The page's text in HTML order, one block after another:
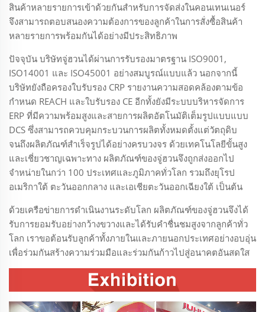
สินค้าหลายรายการเข้าด้วยกันสำหรับการจัดส่งในคอนเทนเนอร์
จึงสามารถตอบสนองความต้องการของลูกค้าในการสั่งซื้อสินค้า
หลายรายการพร้อมกันได้อย่างมีประสิทธิภาพ
ปัจจุบัน บริษัทจู่ฮวนได้ผ่านการรับรองมาตรฐาน ISO9001,
ISO14001 และ ISO45001 อย่างสมบูรณ์แบบแล้ว นอกจากนี้
บริษัทยังถือครองใบรับรอง CRP รายงานความสอดคล้องตามข้อ
กำหนด REACH และใบรับรอง CE อีกทั้งยังมีระบบบริหารจัดการ
ERP ที่มีความพร้อมสูงและสายการผลิตอัตโนมัติเต็มรูปแบบแบบ
DCS ซึ่งสามารถควบคุมกระบวนการผลิตทั้งหมดตั้งแต่วัตถุดิบ
จนถึงผลิตภัณฑ์สำเร็จรูปได้อย่างครบวงจร ด้วยเทคโนโลยีขั้นสูง
และเชี่ยวชาญเฉพาะทาง ผลิตภัณฑ์ของจู่ฮวนจึงถูกส่งออกไป
จำหน่ายในกว่า 100 ประเทศและภูมิภาคทั่วโลก รวมถึงยุโรป
อเมริกาใต้ ตะวันออกกลาง และเอเชียตะวันออกเฉียงใต้ เป็นต้น
ด้วยเครือข่ายการดำเนินงานระดับโลก ผลิตภัณฑ์ของจู่ฮวนจึงได้
รับการยอมรับอย่างกว้างขวางและได้รับคำชื่นชมสูงจากลูกค้าทั่ว
โลก เราขอต้อนรับลูกค้าทั้งภายในและภายนอกประเทศอย่างอบอุ่น
เพื่อร่วมกันสร้างความร่วมมือและร่วมกันก้าวไปสู่อนาคตอันสดใส